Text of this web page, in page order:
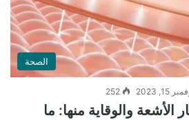
الصحة
15, 2023
252
الأشعة والوقاية منها: ما